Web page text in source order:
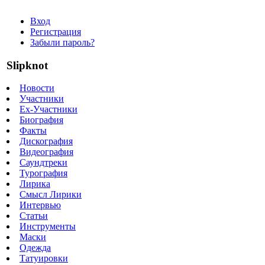
Вход
Регистрация
Забыли пароль?
Slipknot
Новости
Участники
Ex-Участники
Биография
Факты
Дискография
Видеография
Саундтреки
Турография
Лирика
Смысл Лирики
Интервью
Статьи
Инструменты
Маски
Одежда
Татуировки